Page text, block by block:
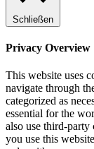
Schließen
Privacy Overview
This website uses
navigate through
categorized as
essential for the
also use third-party
you use this